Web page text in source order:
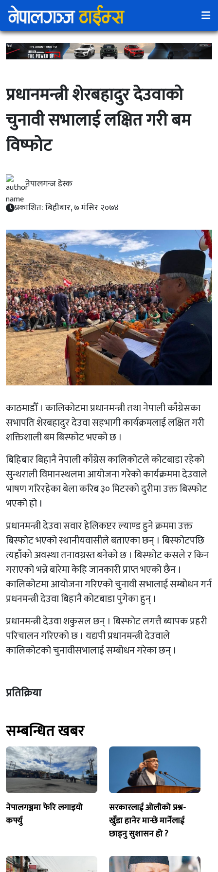
प्रधानमन्त्री शेरबहादुर देउवाको
चुनावी सभालाई लक्षित गरी बम
विष्फोट
नेपालगन्ज डेस्क
प्रकाशित: बिहीबार, ७ मंसिर २०७४
काठमाडौँ । कालिकोटमा प्रधानमन्त्री तथा नेपाली काँग्रेसका
सभापति शेरबहादुर देउवा सहभागी कार्यक्रमलाई लक्षित गरी
शक्तिशाली बम बिस्फोट भएको छ ।
बिहिबार बिहानै नेपाली काँग्रेस कालिकोटले कोटबाडा रहेको
सुन्थराली विमानस्थलमा आयोजना गरेको कार्यक्रममा देउवाले
भाषण गरिरहेका बेला करिब ३० मिटरको दुरीमा उक्त बिस्फोट
भएको हो ।
प्रधानमन्त्री देउवा सवार हेलिकप्टर ल्याण्ड हुने क्रममा उक्त
बिस्फोट भएको स्थानीयवासीले बताएका छन् । बिस्फोटपछि
त्यहाँको अवस्था तनावग्रस्त बनेको छ । बिस्फोट कसले र किन
गराएको भन्ने बारेमा केहि जानकारी प्राप्त भएको छैन ।
कालिकोटमा आयोजना गरिएको चुनावी सभालाई सम्बोधन गर्न
प्रधनमन्त्री देउवा बिहानै कोटबाडा पुगेका हुन् ।
प्रधानमन्त्री देउवा शकुसल छन् । बिस्फोट लगत्तै ब्यापक प्रहरी
परिचालन गरिएको छ । यद्यपी प्रधानमन्त्री देउवाले
कालिकोटको चुनावीसभालाई सम्बोधन गरेका छन् ।
प्रतिक्रिया
सम्बन्धित खबर
नेपालगञ्जमा फेरि लगाइयो
कर्फ्यु
सरकारलाई ओलीको प्रश्न-
खुँडा हानेर मान्छे मार्नेलाई
छाड्नु सुशासन हो ?